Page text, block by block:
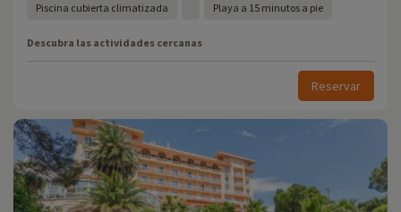
Piscina cubierta climatizada Playa a 15 minutos a pie
Descubra las actividades cercanas
Reservar